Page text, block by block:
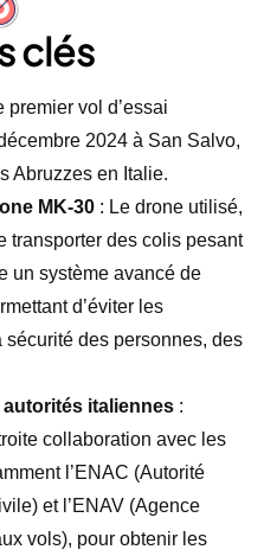
clés
premier vol d’essai
2024 à San Salvo,
Abruzzes en Italie.
MK-30 : Le drone utilisé,
transporter des colis pesant
un système avancé de
d’éviter les
sécurité des personnes, des
italiennes :
collaboration avec les
l’ENAC (Autorité
et l’ENAV (Agence
vols), pour obtenir les